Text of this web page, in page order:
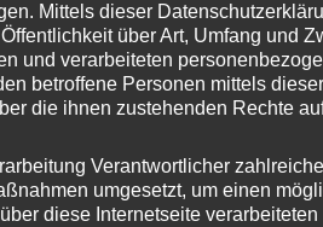
anderen Menschen zur
als
Man hört zu, fokussiert seine
Welt des oder der anderen.
und in der Summe aller
mehr.
Mittels dieser
über Art, Umfang und
und verarbeiteten
betroffene Personen mittels
die ihnen zustehenden Rechte
Verantwortlicher
umgesetzt, um einen
diese Internetseite verarbeiteten